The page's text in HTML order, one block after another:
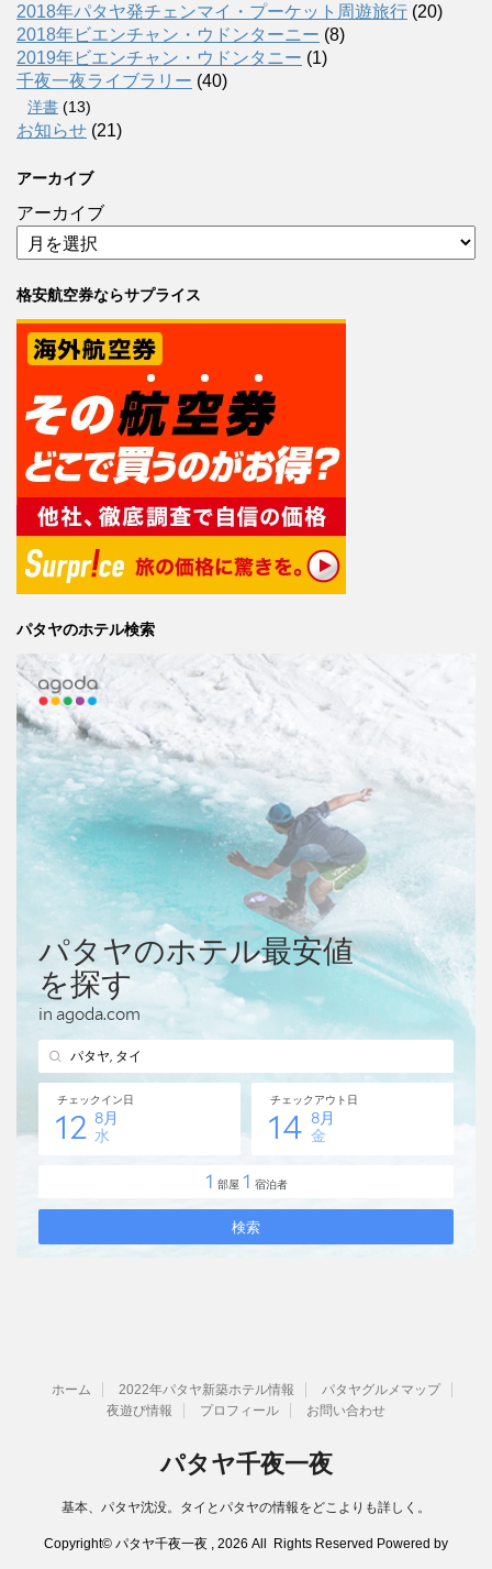
2018年パタヤ発チェンマイ・プーケット周遊旅行 (20)
2018年ビエンチャン・ウドンターニー (8)
2019年ビエンチャン・ウドンタニー (1)
千夜一夜ライブラリー (40)
洋書 (13)
お知らせ (21)
アーカイブ
アーカイブ
格安航空券ならサプライス
パタヤのホテル検索
ホーム 2022年パタヤ新築ホテル情報
パタヤグルメマップ
夜遊び情報
プロフィール お問い合わせ
パタヤ千夜一夜
基本、パタヤ沈没。タイとパタヤの情報をどこよりも詳しく。
Copyright© パタヤ千夜一夜 , 2026 All Rights Reserved Powered by